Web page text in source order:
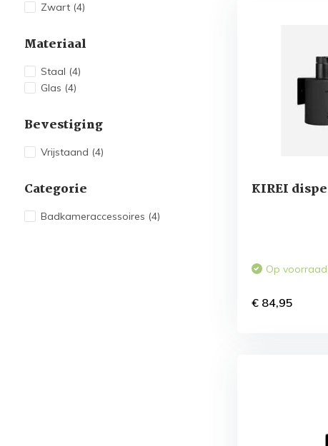
Zwart (4)
Materiaal
Staal (4)
Glas (4)
Bevestiging
Vrijstaand (4)
Categorie
Badkameraccessoires (4)
KIREI
Op voorraad
€ 84,95